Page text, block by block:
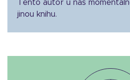
Tento autor u nás
jinou knihu.